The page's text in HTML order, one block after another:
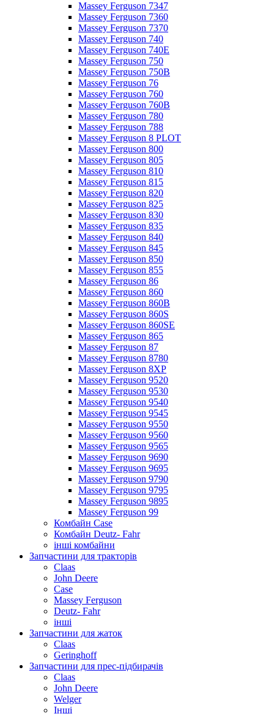
Massey Ferguson 7347
Massey Ferguson 7360
Massey Ferguson 7370
Massey Ferguson 740
Massey Ferguson 740E
Massey Ferguson 750
Massey Ferguson 750B
Massey Ferguson 76
Massey Ferguson 760
Massey Ferguson 760B
Massey Ferguson 780
Massey Ferguson 788
Massey Ferguson 8 PLOT
Massey Ferguson 800
Massey Ferguson 805
Massey Ferguson 810
Massey Ferguson 815
Massey Ferguson 820
Massey Ferguson 825
Massey Ferguson 830
Massey Ferguson 835
Massey Ferguson 840
Massey Ferguson 845
Massey Ferguson 850
Massey Ferguson 855
Massey Ferguson 86
Massey Ferguson 860
Massey Ferguson 860B
Massey Ferguson 860S
Massey Ferguson 860SE
Massey Ferguson 865
Massey Ferguson 87
Massey Ferguson 8780
Massey Ferguson 8XP
Massey Ferguson 9520
Massey Ferguson 9530
Massey Ferguson 9540
Massey Ferguson 9545
Massey Ferguson 9550
Massey Ferguson 9560
Massey Ferguson 9565
Massey Ferguson 9690
Massey Ferguson 9695
Massey Ferguson 9790
Massey Ferguson 9795
Massey Ferguson 9895
Massey Ferguson 99
Комбайн Case
Комбайн Deutz- Fahr
інші комбайни
Запчастини для тракторів
Claas
John Deere
Case
Massey Ferguson
Deutz- Fahr
інші
Запчастини для жаток
Claas
Geringhoff
Запчастини для прес-підбирачів
Claas
John Deere
Welger
Інші